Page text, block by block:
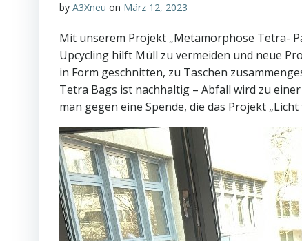
by A3Xneu on März 12, 2023
Mit unserem Projekt „Metamorphose Tetra-
Upcycling hilft Müll zu vermeiden und neue
in Form geschnitten, zu Taschen
Tetra Bags ist nachhaltig – Abfall wird zu
man gegen eine Spende, die das Projekt